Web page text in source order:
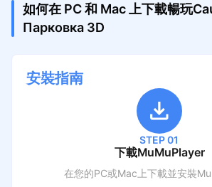
如何在 PC 和 Mac 上下載暢玩
Парковка 3D
安裝指南
STEP 01
下載MuMuPlayer
在您的PC或Mac上下載並安裝